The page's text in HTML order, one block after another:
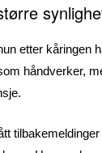
etter kåringen
håndverker,